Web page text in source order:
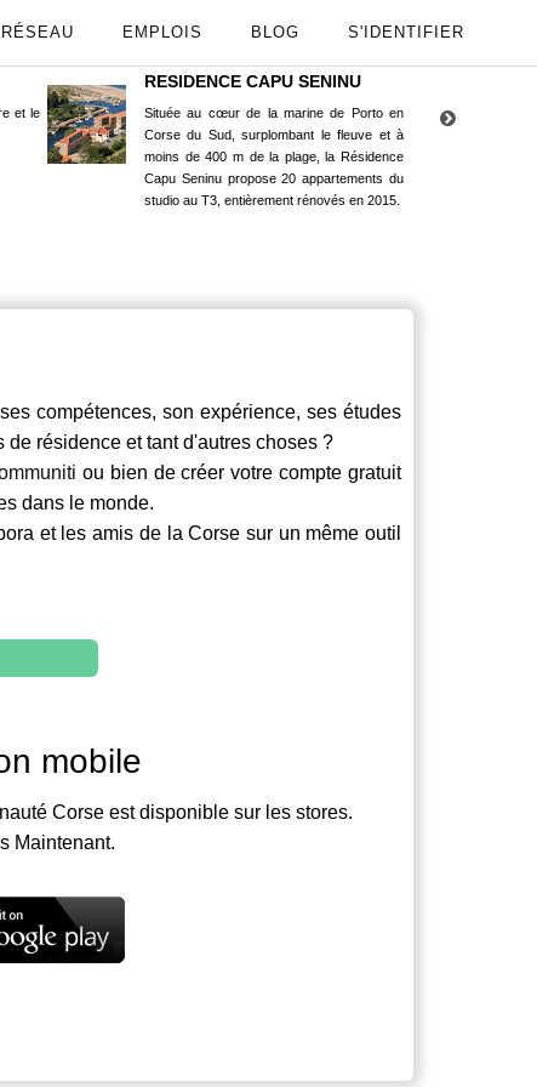
RÉSEAU EMPLOIS BLOG S'IDENTIFIER
et le
RESIDENCE CAPU SENINU
Située au cœur de la marine de Porto en
Corse du Sud, surplombant le fleuve et à
moins de 400 m de la plage, la Résidence
Capu Seninu propose 20 appartements du
studio au T3, entièrement rénovés en 2015.
compétences, son expérience, ses études
résidence et tant d'autres choses ?
ou bien de créer votre compte gratuit
dans le monde.
et les amis de la Corse sur un même outil
mobile
Corse est disponible sur les stores.
Maintenant.